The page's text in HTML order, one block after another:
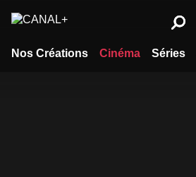
Nos Créations Cinéma Séries